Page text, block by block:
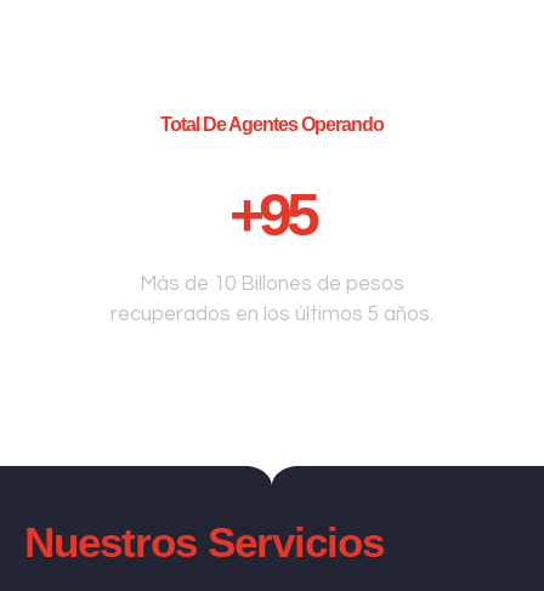
Total De Agentes Operando
+95
Más de 10 Billones de pesos
recuperados en los últimos 5 años.
Nuestros Servicios